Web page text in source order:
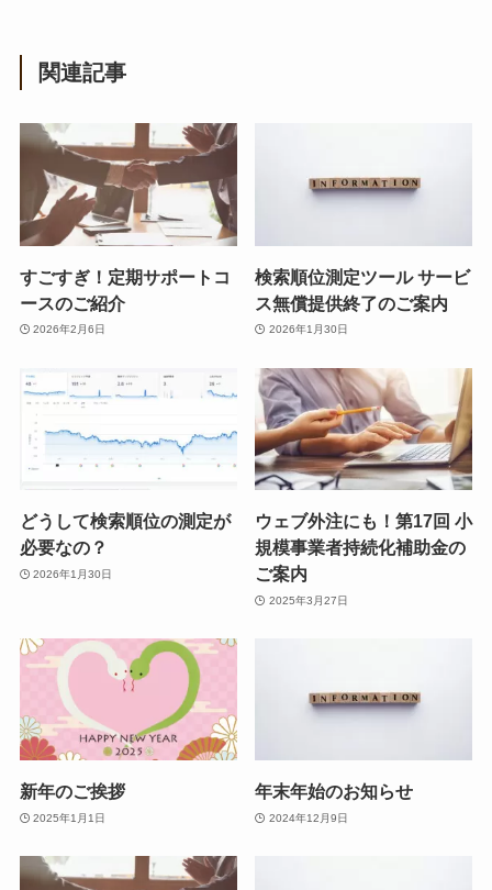
関連記事
すごすぎ！定期サポートコ
ースのご紹介
2026年2月6日
検索順位測定ツール サービ
ス無償提供終了のご案内
2026年1月30日
どうして検索順位の測定が
必要なの？
2026年1月30日
ウェブ外注にも！第17回 小
規模事業者持続化補助金の
ご案内
2025年3月27日
新年のご挨拶
2025年1月1日
年末年始のお知らせ
2024年12月9日